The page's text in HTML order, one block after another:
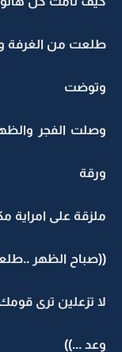
طلعت من الغرفة
وتوضت
وصلت الفجر
ورقة
ملزقة على امراية
((صباح الظهر ..طلعنا
لا تزعلين ترى
وعد ...))